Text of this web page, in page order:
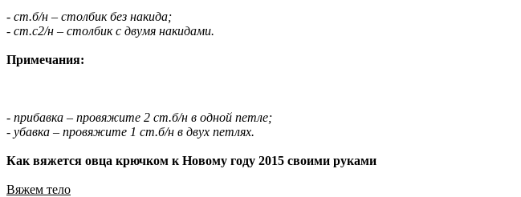
- ст.б/н – столбик без накида;
- ст.с2/н – столбик с двумя накидами.
Примечания:
- прибавка – провяжите 2 ст.б/н в одной петле;
- убавка – провяжите 1 ст.б/н в двух петлях.
Как вяжется овца крючком к Новому году 2015 своими руками
Вяжем тело